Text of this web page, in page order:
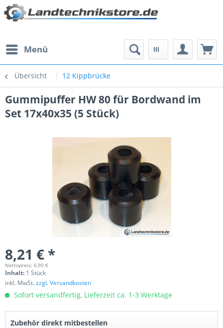
Menü
Übersicht 12 Kippbrücke
Gummipuffer HW 80 für Bordwand im
Set 17x40x35 (5 Stück)
8,21 € *
Nettopreis: 6,90 €
Inhalt: 1 Stück
inkl. MwSt.zzgl. Versandkosten
Sofort versandfertig, Lieferzeit ca. 1-3 Werktage
Zubehör direkt mitbestellen